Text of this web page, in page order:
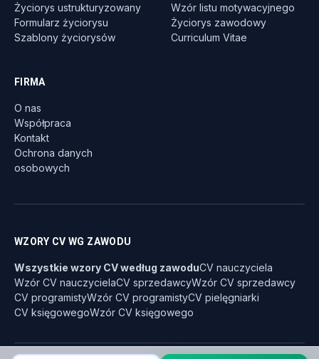
Życiorys ustrukturyzowany
Formularz życiorysu
Szablony życiorysów
Wzór listu motywacyjnego
Życiorys zawodowy
Curriculum Vitae
FIRMA
O nas
Współpraca
Kontakt
Ochrona danych
osobowych
WZORY CV WG ZAWODU
Wszystkie wzory CV według zawoduCV nauczyciela
Wzór CV nauczycielaCV sprzedawcyWzór CV sprzedawcy
CV programistyWzór CV programistyCV pielęgniarki
CV księgowegoWzór CV księgowego